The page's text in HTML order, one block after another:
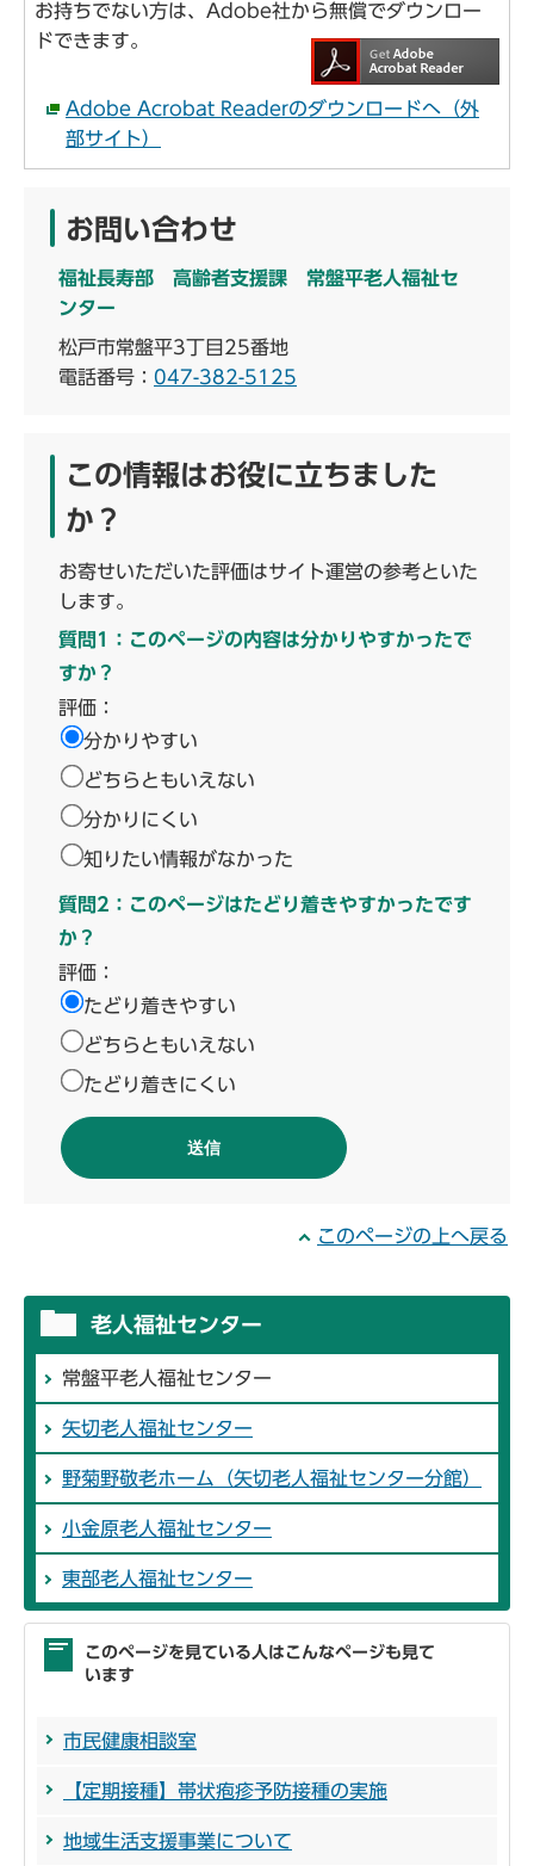
お持ちでない方は、Adobe社から無償でダウンロー
ドできます。
Adobe Acrobat Readerのダウンロードへ（外
部サイト）
お問い合わせ
福祉長寿部 高齢者支援課 常盤平老人福祉セ
ンター
松戸市常盤平3丁目25番地
電話番号： 047-382-5125
この情報はお役に立ちました
か？
お寄せいただいた評価はサイト運営の参考といた
します。
質問1：このページの内容は分かりやすかったで
すか？
評価：
分かりやすい
どちらともいえない
分かりにくい
知りたい情報がなかった
質問2：このページはたどり着きやすかったです
か？
評価：
たどり着きやすい
どちらともいえない
たどり着きにくい
このページの上へ戻る
老人福祉センター
常盤平老人福祉センター
矢切老人福祉センター
野菊野敬老ホーム（矢切老人福祉センター分館）
小金原老人福祉センター
東部老人福祉センター
このページを見ている人はこんなページも見て
います
市民健康相談室
【定期接種】帯状疱疹予防接種の実施
地域生活支援事業について